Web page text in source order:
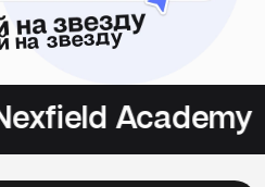
звезду
Academy